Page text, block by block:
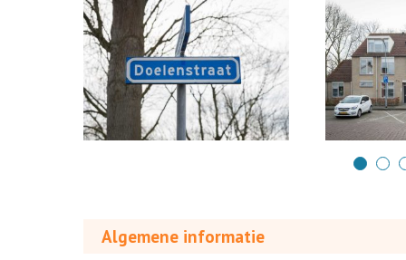
Algemene informatie